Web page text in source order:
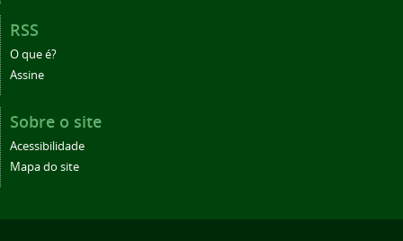
RSS
O que é?
Assine
Sobre o site
Acessibilidade
Mapa do site